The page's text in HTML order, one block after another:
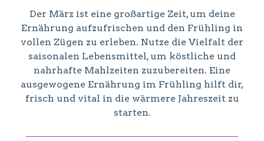
Der März ist eine großartige Zeit, um deine
Ernährung aufzufrischen und den Frühling in
vollen Zügen zu erleben. Nutze die Vielfalt der
saisonalen Lebensmittel, um köstliche und
nahrhafte Mahlzeiten zuzubereiten. Eine
ausgewogene Ernährung im Frühling hilft dir,
frisch und vital in die wärmere Jahreszeit zu
starten.